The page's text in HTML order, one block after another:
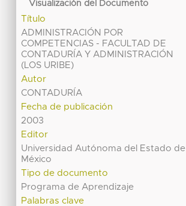
Visualización del Documento
Título
ADMINISTRACIÓN POR
COMPETENCIAS - FACULTAD DE
CONTADURÍA Y ADMINISTRACIÓN
(LOS URIBE)
Autor
CONTADURÍA
Fecha de publicación
2003
Editor
Universidad Autónoma del Estado de
México
Tipo de documento
Programa de Aprendizaje
Palabras clave